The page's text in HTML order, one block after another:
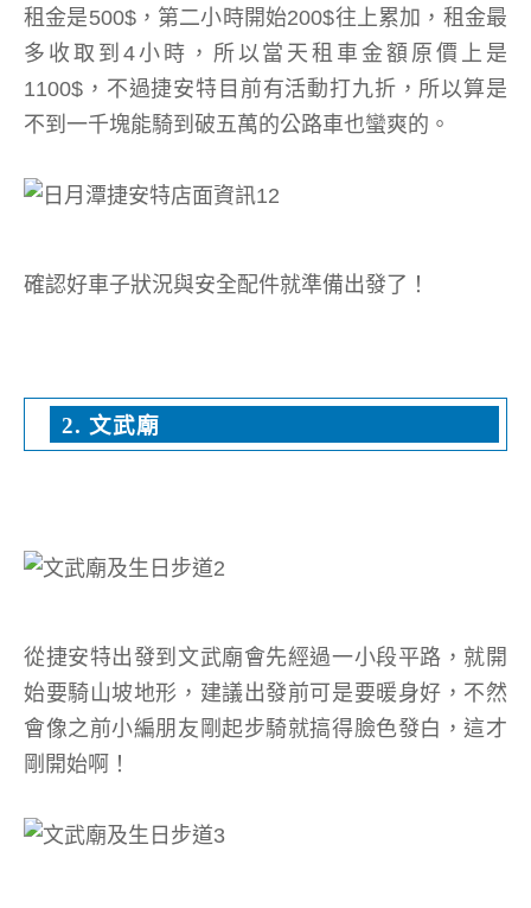
租金是500$，第二小時開始200$往上累加，租金最
多收取到4小時，所以當天租車金額原價上是
1100$，不過捷安特目前有活動打九折，所以算是
不到一千塊能騎到破五萬的公路車也蠻爽的。
確認好車子狀況與安全配件就準備出發了！
2. 文武廟
從捷安特出發到文武廟會先經過一小段平路，就開
始要騎山坡地形，建議出發前可是要暖身好，不然
會像之前小編朋友剛起步騎就搞得臉色發白，這才
剛開始啊！